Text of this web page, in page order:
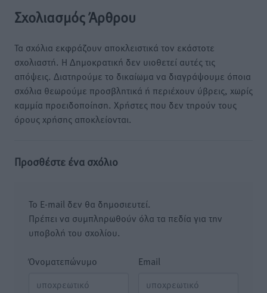
Σχολιασμός Άρθρου
Τα σχόλια εκφράζουν αποκλειστικά τον εκάστοτε
σχολιαστή. Η Δημοκρατική δεν υιοθετεί αυτές τις
απόψεις. Διατηρούμε το δικαίωμα να διαγράψουμε όποια
σχόλια θεωρούμε προσβλητικά ή περιέχουν ύβρεις, χωρίς
καμμία προειδοποίηση. Χρήστες που δεν τηρούν τους
όρους χρήσης αποκλείονται.
Προσθέστε ένα σχόλιο
Το E-mail δεν θα δημοσιευτεί.
Πρέπει να συμπληρωθούν όλα τα πεδία για την
υποβολή του σχολίου.
Όνοματεπώνυμο Email